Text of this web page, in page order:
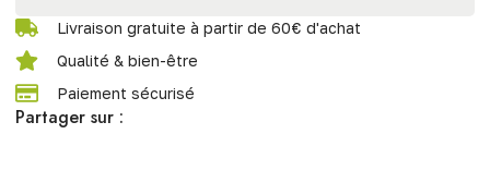
Livraison gratuite à partir de 60€ d'achat
Qualité & bien-être
Paiement sécurisé
Partager sur :